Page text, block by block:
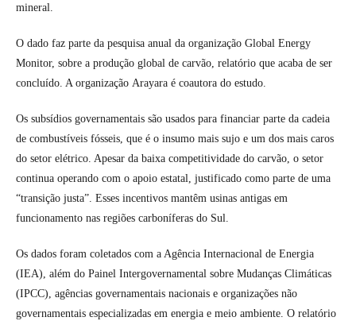
mineral.
O dado faz parte da pesquisa anual da organização Global Energy
Monitor, sobre a produção global de carvão, relatório que acaba de ser
concluído. A organização Arayara é coautora do estudo.
Os subsídios governamentais são usados para financiar parte da cadeia
de combustíveis fósseis, que é o insumo mais sujo e um dos mais caros
do setor elétrico. Apesar da baixa competitividade do carvão, o setor
continua operando com o apoio estatal, justificado como parte de uma
“transição justa”. Esses incentivos mantêm usinas antigas em
funcionamento nas regiões carboníferas do Sul.
Os dados foram coletados com a Agência Internacional de Energia
(IEA), além do Painel Intergovernamental sobre Mudanças Climáticas
(IPCC), agências governamentais nacionais e organizações não
governamentais especializadas em energia e meio ambiente. O relatório